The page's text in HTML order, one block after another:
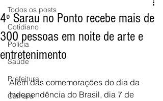
Todos os posts
Cotidiano
Polícia
Saúde
Prefeitura
Câmara
4º Sarau no Ponto recebe mais de
300 pessoas em noite de arte e
entretenimento
Além das comemorações do dia da
Independência do Brasil, dia 7 de